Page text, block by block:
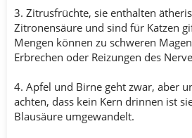
3. Zitrusfrüchte, sie enthalten
Zitronensäure und sind für Katzen
Mengen können zu schweren
Erbrechen oder Reizungen des
4. Apfel und Birne geht zwar, aber
achten, dass kein Kern drinnen ist
Blausäure umgewandelt.